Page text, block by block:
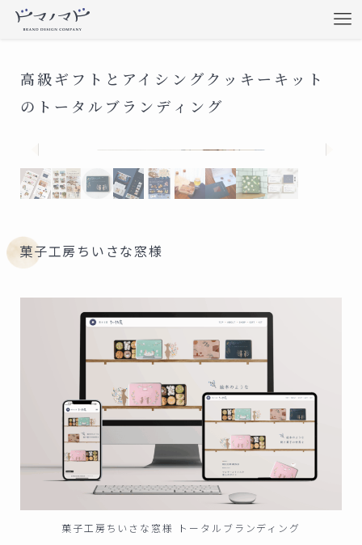
高級ギフトとアイシングクッキーキット
のトータルブランディング
前
へ
菓子工房ちいさな窓様
菓子工房ちいさな窓様 トータルブランディング